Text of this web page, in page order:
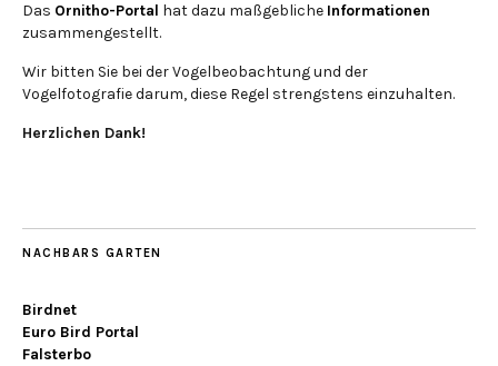
Das Ornitho-Portal hat dazu maßgebliche Informationen
zusammengestellt.
Wir bitten Sie bei der Vogelbeobachtung und der
Vogelfotografie darum, diese Regel strengstens einzuhalten.
Herzlichen Dank!
NACHBARS GARTEN
Birdnet
Euro Bird Portal
Falsterbo